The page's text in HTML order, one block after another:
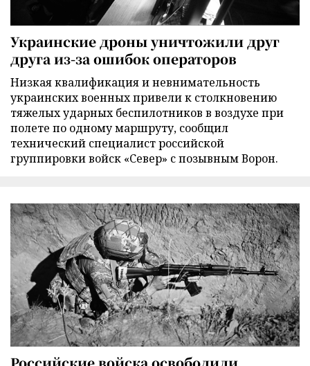
Украинские дроны уничтожили друг
друга из-за ошибок операторов
Низкая квалификация и невнимательность
украинских военных привели к столкновению
тяжелых ударных беспилотников в воздухе при
полете по одному маршруту, сообщил
технический специалист российской
группировки войск «Север» с позывным Ворон.